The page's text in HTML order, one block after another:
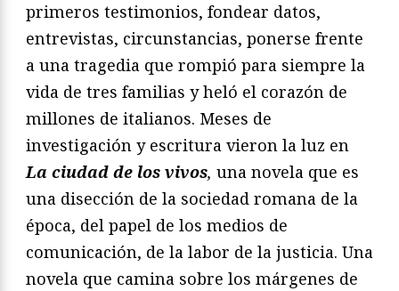
primeros testimonios, fondear datos,
entrevistas, circunstancias, ponerse frente
a una tragedia que rompió para siempre la
vida de tres familias y heló el corazón de
millones de italianos. Meses de
investigación y escritura vieron la luz en
La ciudad de los vivos, una novela que es
una disección de la sociedad romana de la
época, del papel de los medios de
comunicación, de la labor de la justicia. Una
novela que camina sobre los márgenes de